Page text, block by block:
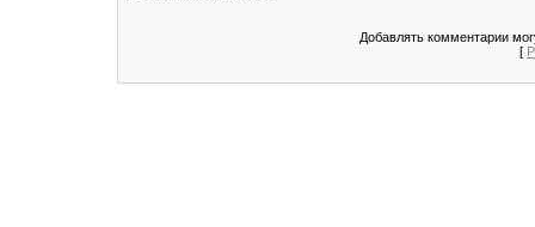
Добавлять комментарии
[